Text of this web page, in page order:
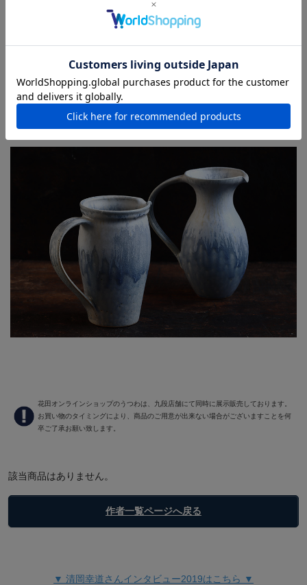
花田オンラインショップのうつわは、九段店舗にて同時に展示販売しております。
お買い物のタイミングにより、商品のご用意が出来ない場合がございますことを何
卒ご了承お願い致します。
該当商品はありません。
作者一覧ページへ戻る
▼ 清岡幸道さんインタビュー2019はこちら ▼